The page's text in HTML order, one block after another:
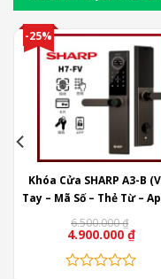
Khóa Cửa SHARP A3-B (Vân
Nhật Bản
6.500.000₫
Giá
gốc
là:
6.500.000 ₫.
4.900.000 ₫
Giá
hiện
tại
là:
4.900.000 ₫.